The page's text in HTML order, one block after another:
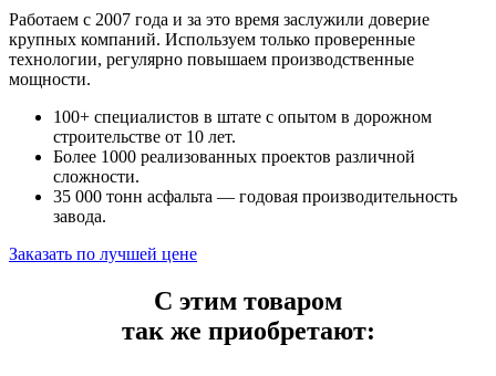
Работаем с 2007 года и за это время заслужили доверие
крупных компаний. Используем только проверенные
технологии, регулярно повышаем производственные
мощности.
100+ специалистов в штате с опытом в дорожном
строительстве от 10 лет.
Более 1000 реализованных проектов различной
сложности.
35 000 тонн асфальта — годовая производительность
завода.
Заказать по лучшей цене
С этим товаром
так же приобретают: